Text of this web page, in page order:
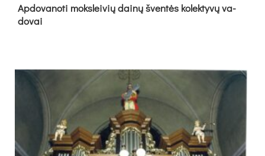
Ap­do­va­no­ti moks­lei­vių dai­nų šven­tės ko­lek­ty­vų va­
do­vai